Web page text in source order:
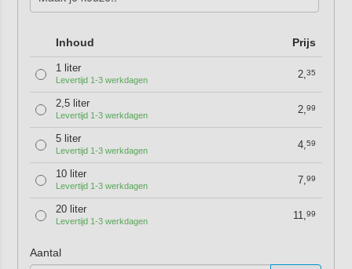
Inhoud Prijs
1 liter
Levertijd 1-3 werkdagen 2,35
2,5 liter
Levertijd 1-3 werkdagen 2,99
5 liter
Levertijd 1-3 werkdagen 4,59
10 liter
Levertijd 1-3 werkdagen 7,99
20 liter
Levertijd 1-3 werkdagen 11,99
Aantal